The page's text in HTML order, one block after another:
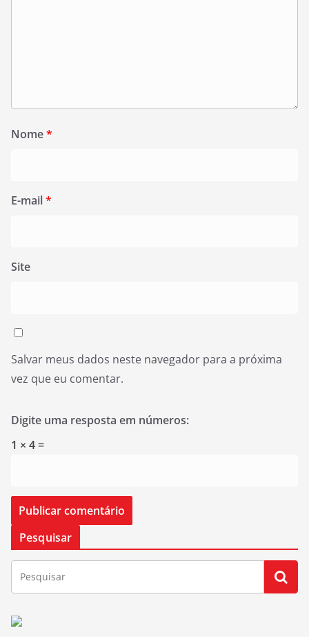
Nome*
E-mail*
Site
Salvar meus dados neste navegador para a próxima
vez que eu comentar.
Digite uma resposta em números:
1 × 4 =
Pesquisar